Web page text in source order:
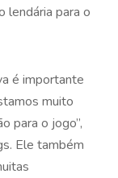
lendária para o
é importante
muito
para o jogo”,
Ele também